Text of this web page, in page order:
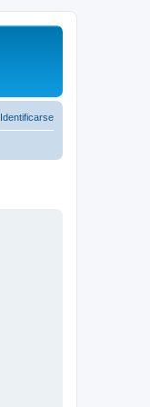
Identificarse